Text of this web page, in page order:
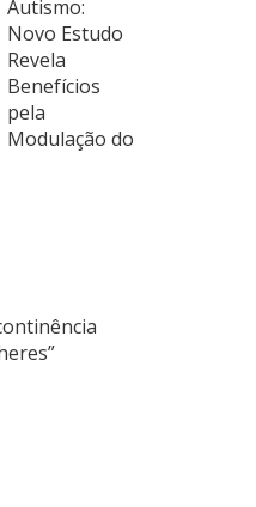
Autismo:
Novo Estudo
Revela
Benefícios
pela
Modulação do